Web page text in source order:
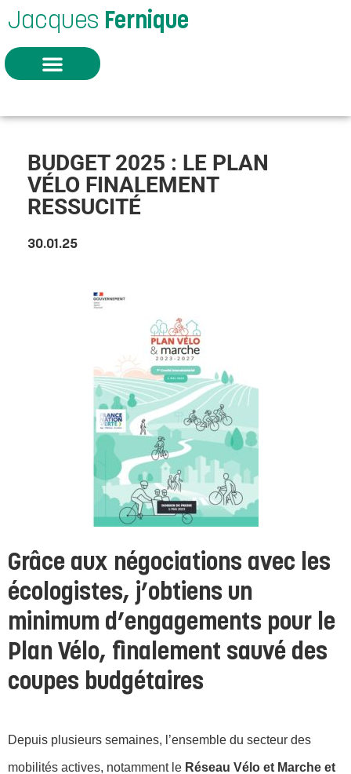
Jacques Fernique
BUDGET 2025 : LE PLAN
VÉLO FINALEMENT
RESSUCITÉ
30.01.25
Grâce aux négociations avec les
écologistes, j’obtiens un
minimum d’engagements pour le
Plan Vélo, finalement sauvé des
coupes budgétaires
Depuis plusieurs semaines, l’ensemble du secteur des
mobilités actives, notamment le Réseau Vélo et Marche et